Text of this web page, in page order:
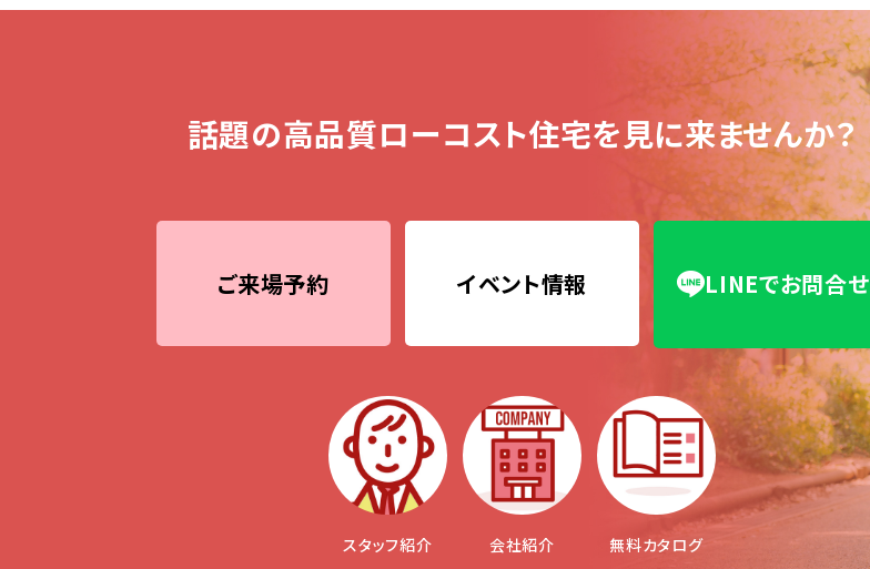
話題の高品質ローコスト住宅を見に来ませんか？
ご来場予約 イベント情報 LINEでお問合せ
スタッフ紹介 会社紹介 無料カタログ